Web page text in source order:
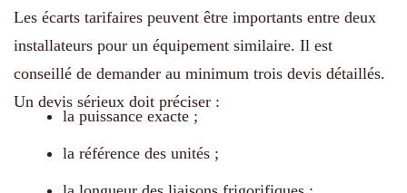
Les écarts tarifaires peuvent être importants entre deux
installateurs pour un équipement similaire. Il est
conseillé de demander au minimum trois devis détaillés.
Un devis sérieux doit préciser :
la puissance exacte ;
la référence des unités ;